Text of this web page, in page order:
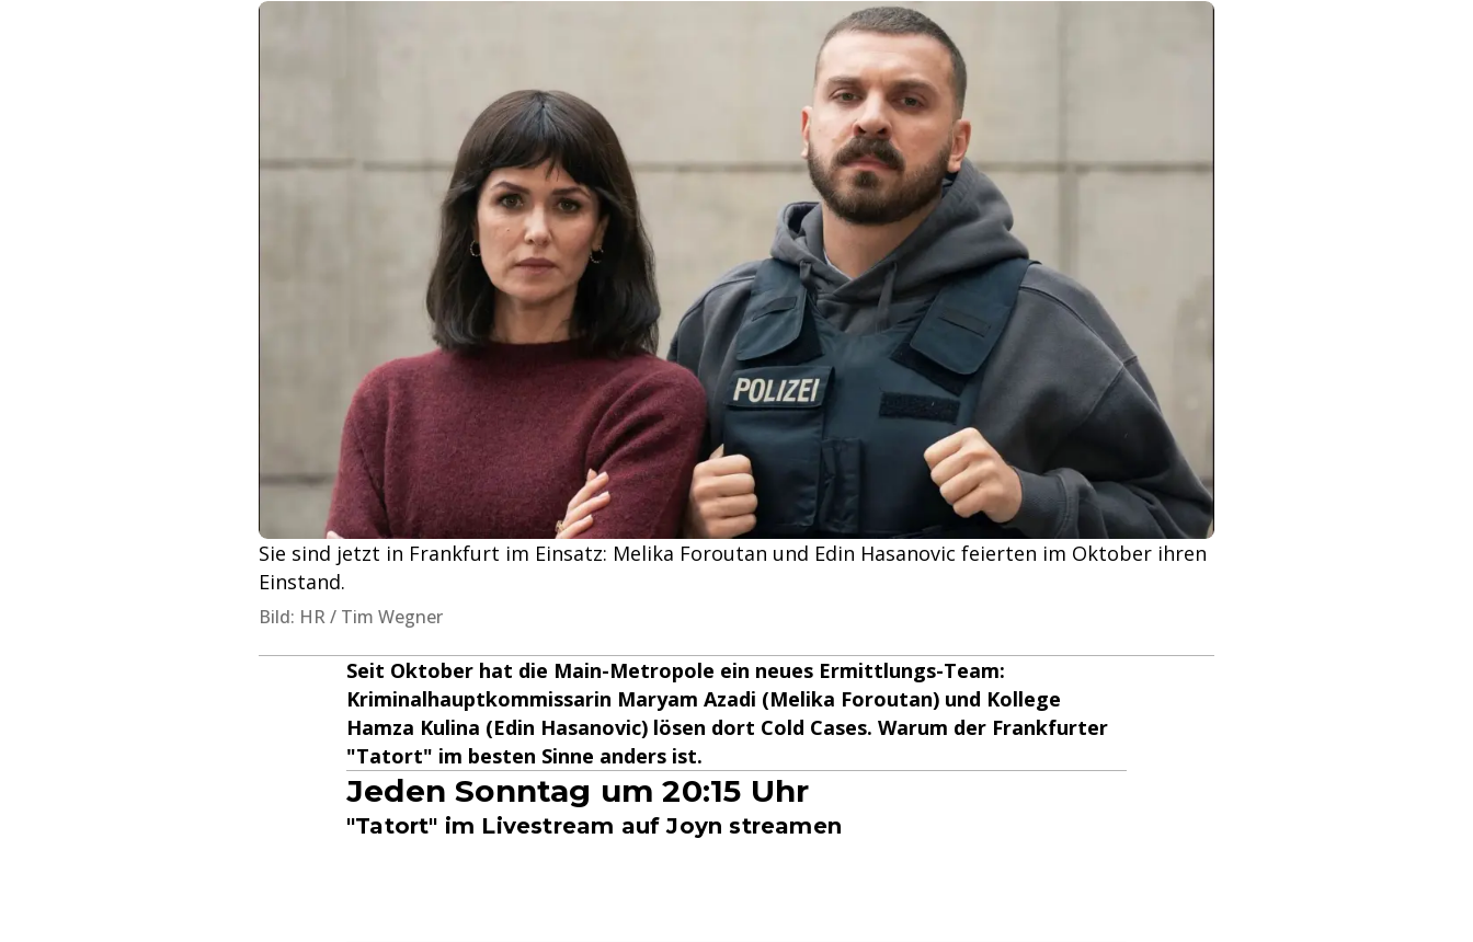
Sie sind jetzt in Frankfurt im Einsatz: Melika Foroutan und Edin Hasanovic feierten im Oktober ihren
Einstand.
Bild: HR / Tim Wegner
Seit Oktober hat die Main-Metropole ein neues Ermittlungs-Team:
Kriminalhauptkommissarin Maryam Azadi (Melika Foroutan) und Kollege
Hamza Kulina (Edin Hasanovic) lösen dort Cold Cases. Warum der Frankfurter
"Tatort" im besten Sinne anders ist.
Jeden Sonntag um 20:15 Uhr
"Tatort" im Livestream auf Joyn streamen